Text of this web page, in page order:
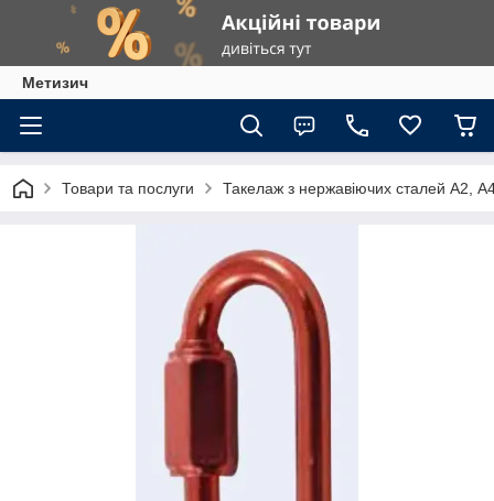
Метизич
Товари та послуги Такелаж з нержавіючих сталей А2,